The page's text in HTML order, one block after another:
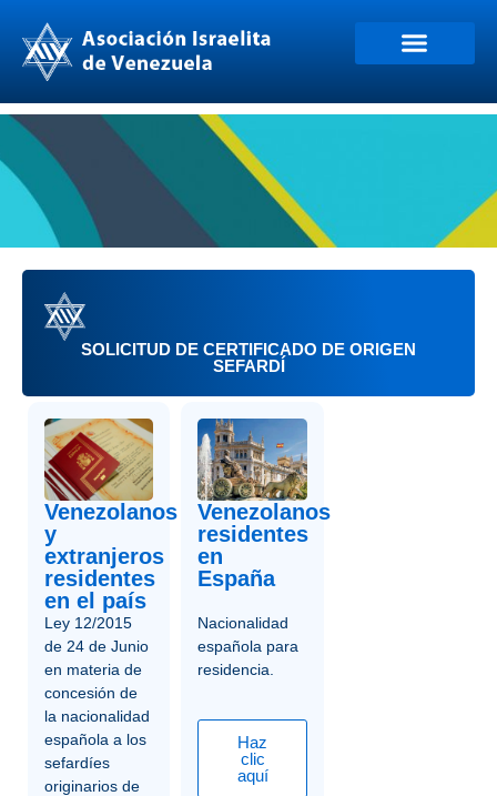
Trámites Sefardíes para España
SOLICITUD DE CERTIFICADO DE ORIGEN
SEFARDÍ
Venezolanos
y
extranjeros
residentes
en el país
Ley 12/2015
de 24 de Junio
en materia de
concesión de
la nacionalidad
española a los
sefardíes
originarios de
Venezolanos
residentes
en
España
Nacionalidad
española para
residencia.
Haz
clic
aquí